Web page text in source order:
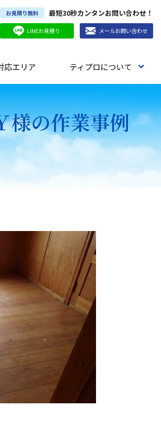
お見積り無料 最短30秒カンタンお問い合わせ！
LINEお見積り メールお問い合わせ
応エリア ティプロについて
様の作業事例